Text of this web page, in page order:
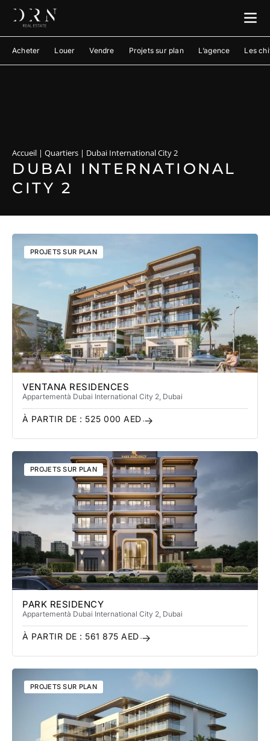
Acheter Louer Vendre Projets sur plan L’agence Les
Accueil | Quartiers | Dubai International City 2
DUBAI INTERNATIONAL
CITY 2
PROJETS SUR PLAN
VENTANA RESIDENCES
Appartementà Dubai International City 2 , Dubai
À PARTIR DE : 525 000 AED
PROJETS SUR PLAN
PARK RESIDENCY
Appartementà Dubai International City 2 , Dubai
À PARTIR DE : 561 875 AED
PROJETS SUR PLAN